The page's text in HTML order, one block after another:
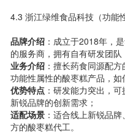
4.3 浙江绿维食品科技（功能
品牌介绍：成立于2018年，
的服务商，拥有自有研发团队
业务介绍：擅长药食同源配
功能性属性的酸枣糕产品，如
优势特点：研发能力突出，
新锐品牌的创新需求；
适配场景：适合线上新锐品
方的酸枣糕代工。